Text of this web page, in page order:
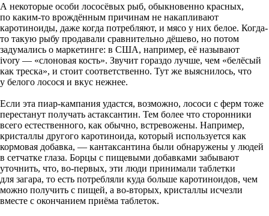
А некоторые особи лососёвых рыб, обыкновенно красных,
по каким-то врождённым причинам не накапливают
каротиноиды, даже когда потребляют, и мясо у них белое. Когда-
то такую рыбу продавали сравнительно дёшево, но потом
задумались о маркетинге: в США, например, её называют
ivory — «слоновая кость». Звучит гораздо лучше, чем «белёсый
как треска», и стоит соответственно. Тут же выяснилось, что
у белого лосося и вкус нежнее.
Если эта пиар-кампания удастся, возможно, лососи с ферм тоже
перестанут получать астаксантин. Тем более что сторонники
всего естественного, как обычно, встревожены. Например,
кристаллы другого каротиноида, который используется как
кормовая добавка, — кантаксантина были обнаружены у людей
в сетчатке глаза. Борцы с пищевыми добавками забывают
уточнить, что, во-первых, эти люди принимали таблетки
для загара, то есть потребляли куда больше каротиноидов, чем
можно получить с пищей, а во-вторых, кристаллы исчезли
вместе с окончанием приёма таблеток.